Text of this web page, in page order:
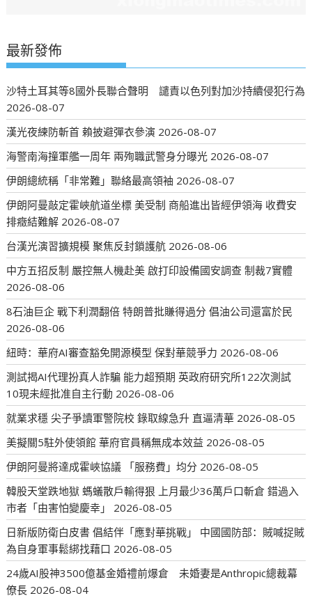
最新發佈
沙特土耳其等8國外長聯合聲明 譴責以色列對加沙持續侵犯行為
2026-08-07
漢光夜練防斬首 賴披避彈衣參演 2026-08-07
海警南海撞軍艦一周年 兩殉職武警身分曝光 2026-08-07
伊朗總統稱「非常難」聯絡最高領袖 2026-08-07
伊朗阿曼敲定霍峽航道坐標 美受制 商船進出皆經伊領海 收費安
排癥結難解 2026-08-07
台漢光演習擴規模 聚焦反封鎖護航 2026-08-06
中方五招反制 嚴控無人機赴美 啟打印設備國安調查 制裁7實體
2026-08-06
8石油巨企 戰下利潤翻倍 特朗普批賺得過分 倡油公司還富於民
2026-08-06
紐時：華府AI審查豁免開源模型 保對華競爭力 2026-08-06
測試揭AI代理扮真人詐騙 能力超預期 英政府研究所122次測試
10現未經批准自主行動 2026-08-06
就業求穩 尖子爭讀軍警院校 錄取線急升 直逼清華 2026-08-05
美擬關5駐外使領館 華府官員稱無成本效益 2026-08-05
伊朗阿曼將達成霍峽協議 「服務費」均分 2026-08-05
韓股天堂跌地獄 螞蟻散戶輸得狠 上月最少36萬戶口斬倉 錯過入
市者「由害怕變慶幸」
2026-08-05
日新版防衛白皮書 倡結伴「應對華挑戰」 中國國防部：賊喊捉賊
為自身軍事鬆綁找藉口 2026-08-05
24歲AI股神3500億基金婚禮前爆倉 未婚妻是Anthropic總裁幕
僚長 2026-08-04